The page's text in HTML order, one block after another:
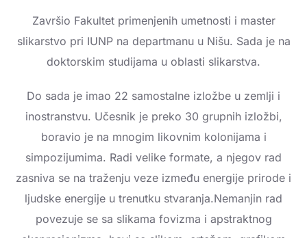
Završio Fakultet primenjenih umetnosti i master
slikarstvo pri IUNP na departmanu u Nišu. Sada je na
doktorskim studijama u oblasti slikarstva.
Do sada je imao 22 samostalne izložbe u zemlji i
inostranstvu. Učesnik je preko 30 grupnih izložbi,
boravio je na mnogim likovnim kolonijama i
simpozijumima. Radi velike formate, a njegov rad
zasniva se na traženju veze između energije prirode i
ljudske energije u trenutku stvaranja.Nemanjin rad
povezuje se sa slikama fovizma i apstraktnog